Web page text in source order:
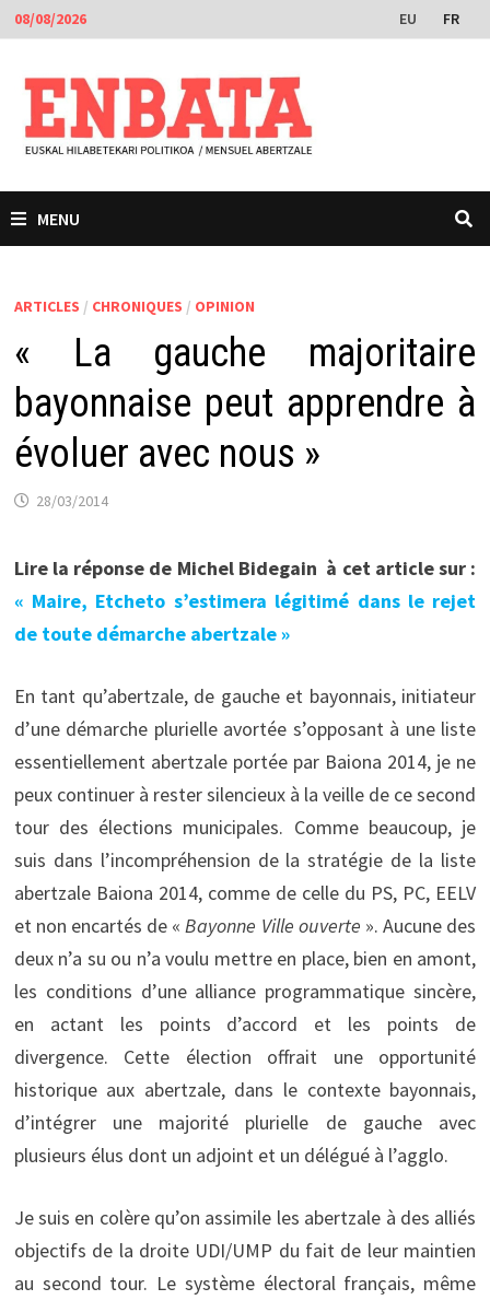
Passer
au
contenu
08/08/2026 EU FR
MENU
ARTICLES / CHRONIQUES / OPINION
« La gauche majoritaire
bayonnaise peut apprendre à
évoluer avec nous »
28/03/2014
Lire la réponse de Michel Bidegain à cet article sur :
« Maire, Etcheto s’estimera légitimé dans le rejet
de toute démarche abertzale »
En tant qu’abertzale, de gauche et bayonnais, initiateur
d’une démarche plurielle avortée s’opposant à une liste
essentiellement abertzale portée par Baiona 2014, je ne
peux continuer à rester silencieux à la veille de ce second
tour des élections municipales. Comme beaucoup, je
suis dans l’incompréhension de la stratégie de la liste
abertzale Baiona 2014, comme de celle du PS, PC, EELV
et non encartés de « Bayonne Ville ouverte ». Aucune des
deux n’a su ou n’a voulu mettre en place, bien en amont,
les conditions d’une alliance programmatique sincère,
en actant les points d’accord et les points de
divergence. Cette élection offrait une opportunité
historique aux abertzale, dans le contexte bayonnais,
d’intégrer une majorité plurielle de gauche avec
plusieurs élus dont un adjoint et un délégué à l’agglo.
Je suis en colère qu’on assimile les abertzale à des alliés
objectifs de la droite UDI/UMP du fait de leur maintien
au second tour. Le système électoral français, même